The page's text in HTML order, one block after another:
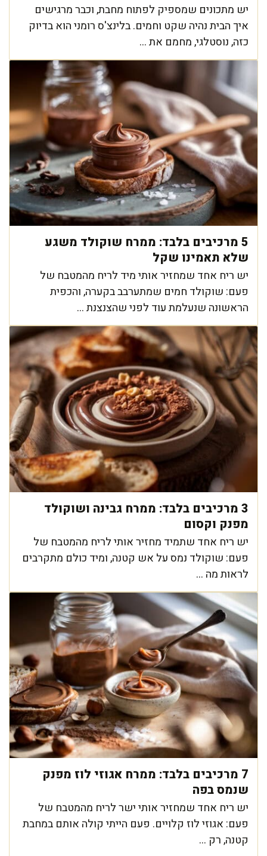
יש מתכונים שמספיק לפתוח מחבת, וכבר מרגישים
איך הבית נהיה שקט וחמים. בלינצ'ס רומני הוא בדיוק
כזה, נוסטלגי, מחמם את ...
5 מרכיבים בלבד: ממרח שוקולד משגע
שלא תאמינו שקל
יש ריח אחד שמחזיר אותי מיד לריח מהמטבח של
פעם: שוקולד חמים שמתערבב בקערה, והכפית
הראשונה שנעלמת עוד לפני שהצנצנת ...
3 מרכיבים בלבד: ממרח גבינה ושוקולד
מפנק וקסום
יש ריח אחד שתמיד מחזיר אותי לריח מהמטבח של
פעם: שוקולד נמס על אש קטנה, ומיד כולם מתקרבים
לראות מה ...
7 מרכיבים בלבד: ממרח אגוזי לוז מפנק
שנמס בפה
יש ריח אחד שמחזיר אותי ישר לריח מהמטבח של
פעם: אגוזי לוז קלויים. פעם הייתי קולה אותם במחבת
קטנה, רק ...